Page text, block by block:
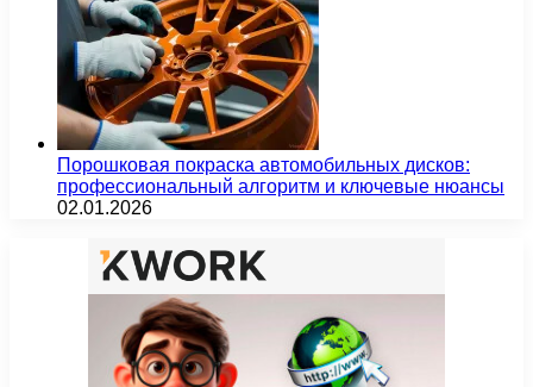
Порошковая покраска автомобильных дисков:
профессиональный алгоритм и ключевые нюансы
02.01.2026